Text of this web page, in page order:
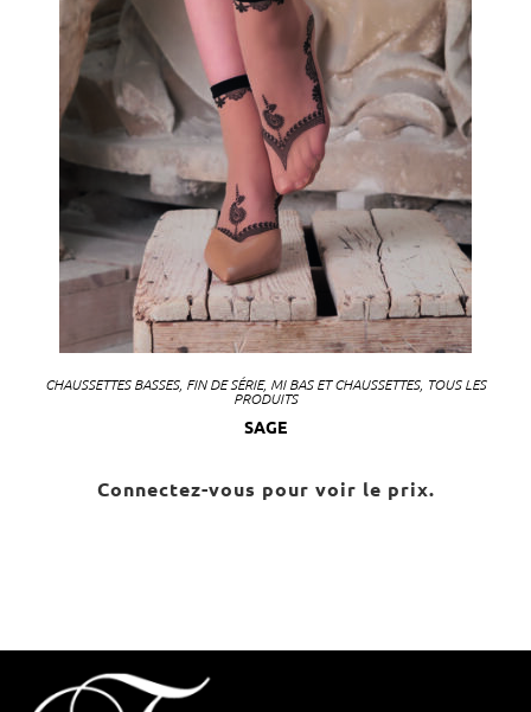
CHAUSSETTES BASSES, FIN DE SÉRIE, MI BAS ET CHAUSSETTES, TOUS LES
PRODUITS
SAGE
Connectez-vous pour voir le prix.